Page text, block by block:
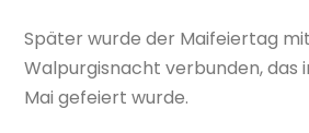
Später wurde der Maifeiertag
Walpurgisnacht verbunden, das
Mai gefeiert wurde.